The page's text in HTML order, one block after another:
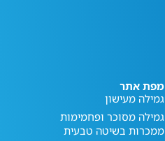
מפת אתר
גמילה מעישון
גמילה מסוכר ופחמימות
ממכרות בשיטה טבעית